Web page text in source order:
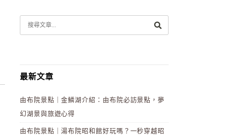
最新文章
由布院景點｜金鱗湖介紹：由布院必訪景點，夢
幻湖景與旅遊心得
由布院景點｜湯布院昭和館好玩嗎？一秒穿越昭